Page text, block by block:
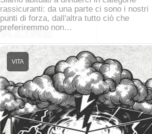
rassicuranti: da una parte ci sono i nostri
punti di forza, dall'altra tutto ciò che
preferiremmo non…
VITA